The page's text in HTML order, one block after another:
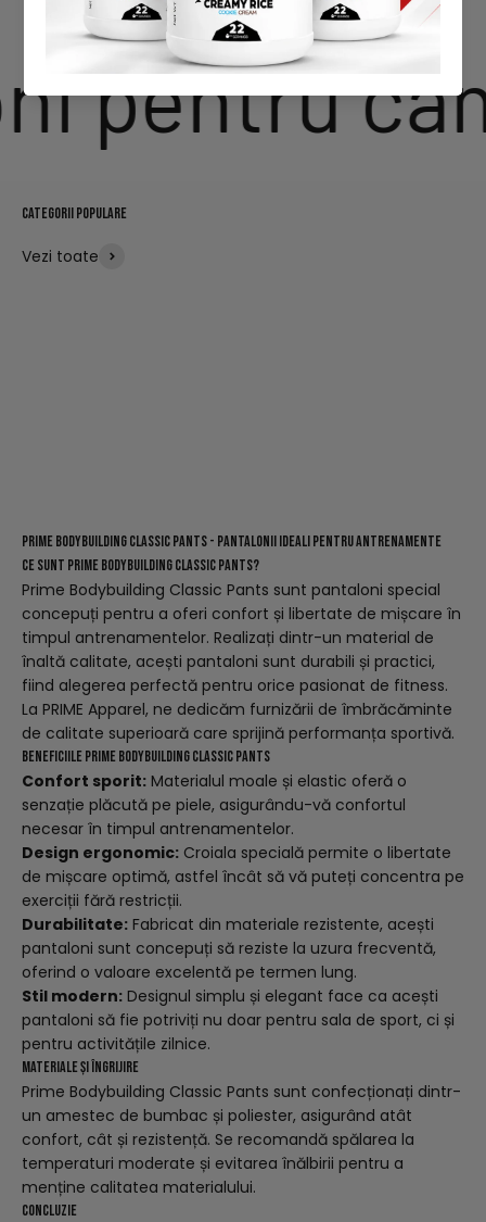
pentru
Vezi toate
Prime Bodybuilding Classic Pants - Pantalonii Ideali pentru Antrenamente
Ce Sunt Prime Bodybuilding Classic Pants?
Prime Bodybuilding Classic Pants sunt pantaloni special
concepuți pentru a oferi confort și libertate de mișcare în
timpul antrenamentelor. Realizați dintr-un material de
înaltă calitate, acești pantaloni sunt durabili și practici,
fiind alegerea perfectă pentru orice pasionat de fitness.
La PRIME Apparel, ne dedicăm furnizării de îmbrăcăminte
de calitate superioară care sprijină performanța sportivă.
Beneficiile Prime Bodybuilding Classic Pants
Confort sporit: Materialul moale și elastic oferă o
senzație plăcută pe piele, asigurându-vă confortul
necesar în timpul antrenamentelor.
Design ergonomic: Croiala specială permite o libertate
de mișcare optimă, astfel încât să vă puteți concentra pe
exerciții fără restricții.
Durabilitate: Fabricat din materiale rezistente, acești
pantaloni sunt concepuți să reziste la uzura frecventă,
oferind o valoare excelentă pe termen lung.
Stil modern: Designul simplu și elegant face ca acești
pantaloni să fie potriviți nu doar pentru sala de sport, ci și
pentru activitățile zilnice.
Materiale și Îngrijire
Prime Bodybuilding Classic Pants sunt confecționați dintr-
un amestec de bumbac și poliester, asigurând atât
confort, cât și rezistență. Se recomandă spălarea la
temperaturi moderate și evitarea înălbirii pentru a
menține calitatea materialului.
Concluzie